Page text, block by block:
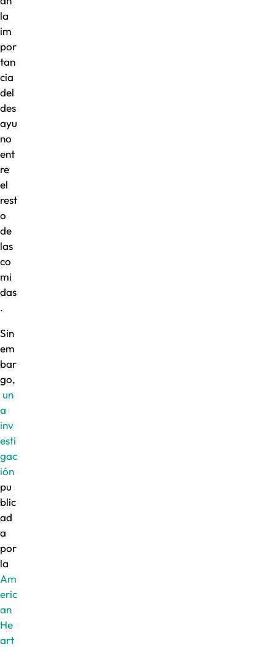
la
im
por
tan
cia
del
des
ayu
no
ent
re
el
rest
o
de
las
co
mi
das
.
Sin
em
bar
go,
un
a
inv
esti
gac
ión
pu
blic
ad
a
por
la
Am
eric
an
He
art